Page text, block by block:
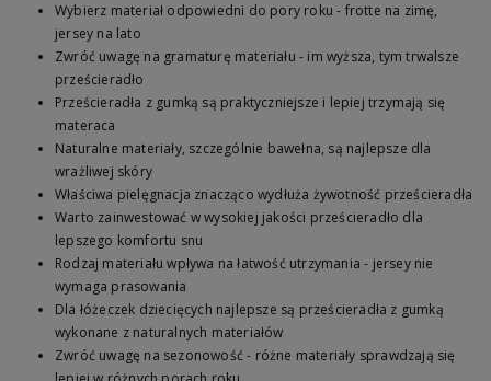
Wybierz materiał odpowiedni do pory roku - frotte na zimę,
jersey na lato
Zwróć uwagę na gramaturę materiału - im wyższa, tym trwalsze
prześcieradło
Prześcieradła z gumką są praktyczniejsze i lepiej trzymają się
materaca
Naturalne materiały, szczególnie bawełna, są najlepsze dla
wrażliwej skóry
Właściwa pielęgnacja znacząco wydłuża żywotność prześcieradła
Warto zainwestować w wysokiej jakości prześcieradło dla
lepszego komfortu snu
Rodzaj materiału wpływa na łatwość utrzymania - jersey nie
wymaga prasowania
Dla łóżeczek dziecięcych najlepsze są prześcieradła z gumką
wykonane z naturalnych materiałów
Zwróć uwagę na sezonowość - różne materiały sprawdzają się